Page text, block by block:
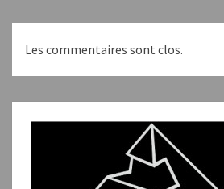
Les commentaires sont clos.